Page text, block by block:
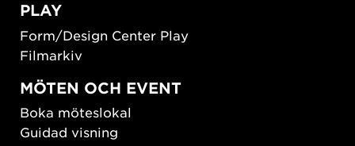
PLAY
Form/Design Center Play
Filmarkiv
MÖTEN OCH EVENT
Boka möteslokal
Guidad visning